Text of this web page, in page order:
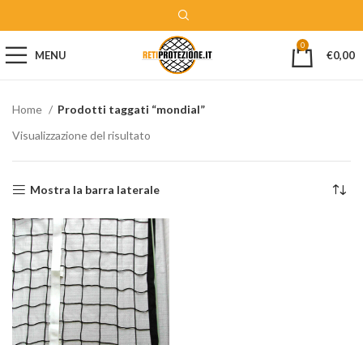
MENU
0
€0,00
Home
Prodotti taggati “mondial”
Visualizzazione del risultato
Mostra la barra laterale